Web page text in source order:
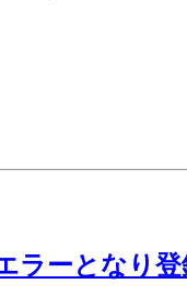
ラーとなり登